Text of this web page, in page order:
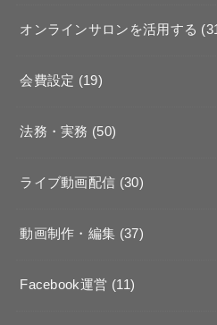
オンラインサロンを活用する
会費設定 (19)
法務・実務 (50)
ライブ動画配信 (30)
動画制作・編集 (37)
Facebook運営 (11)